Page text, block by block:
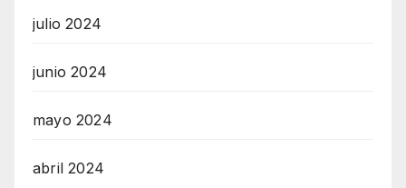
julio 2024
junio 2024
mayo 2024
abril 2024